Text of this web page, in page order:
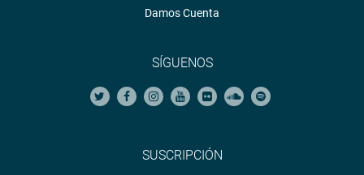
Damos Cuenta
SÍGUENOS
SUSCRIPCIÓN